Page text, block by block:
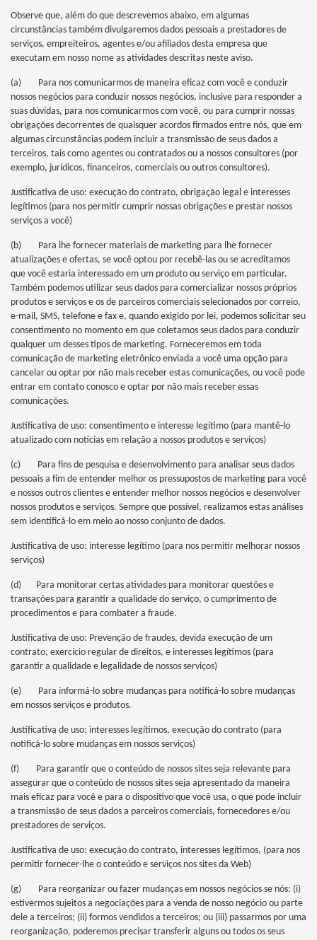
Observe que, além do que descrevemos abaixo, em algumas
circunstâncias também divulgaremos dados pessoais a prestadores de
serviços, empreiteiros, agentes e/ou afiliados desta empresa que
executam em nosso nome as atividades descritas neste aviso.
(a) Para nos comunicarmos de maneira eficaz com você e conduzir
nossos negócios para conduzir nossos negócios, inclusive para responder a
suas dúvidas, para nos comunicarmos com você, ou para cumprir nossas
obrigações decorrentes de quaisquer acordos firmados entre nós, que em
algumas circunstâncias podem incluir a transmissão de seus dados a
terceiros, tais como agentes ou contratados ou a nossos consultores (por
exemplo, jurídicos, financeiros, comerciais ou outros consultores).
Justificativa de uso: execução do contrato, obrigação legal e interesses
legítimos (para nos permitir cumprir nossas obrigações e prestar nossos
serviços a você)
(b) Para lhe fornecer materiais de marketing para lhe fornecer
atualizações e ofertas, se você optou por recebê-las ou se acreditamos
que você estaria interessado em um produto ou serviço em particular.
Também podemos utilizar seus dados para comercializar nossos próprios
produtos e serviços e os de parceiros comerciais selecionados por correio,
e-mail, SMS, telefone e fax e, quando exigido por lei, podemos solicitar seu
consentimento no momento em que coletamos seus dados para conduzir
qualquer um desses tipos de marketing. Forneceremos em toda
comunicação de marketing eletrônico enviada a você uma opção para
cancelar ou optar por não mais receber estas comunicações, ou você pode
entrar em contato conosco e optar por não mais receber essas
comunicações.
Justificativa de uso: consentimento e interesse legítimo (para mantê-lo
atualizado com notícias em relação a nossos produtos e serviços)
(c) Para fins de pesquisa e desenvolvimento para analisar seus dados
pessoais a fim de entender melhor os pressupostos de marketing para você
e nossos outros clientes e entender melhor nossos negócios e desenvolver
nossos produtos e serviços. Sempre que possível, realizamos estas análises
sem identificá-lo em meio ao nosso conjunto de dados.
Justificativa de uso: interesse legítimo (para nos permitir melhorar nossos
serviços)
(d) Para monitorar certas atividades para monitorar questões e
transações para garantir a qualidade do serviço, o cumprimento de
procedimentos e para combater a fraude.
Justificativa de uso: Prevenção de fraudes, devida execução de um
contrato, exercício regular de direitos, e interesses legítimos (para
garantir a qualidade e legalidade de nossos serviços)
(e) Para informá-lo sobre mudanças para notificá-lo sobre mudanças
em nossos serviços e produtos.
Justificativa de uso: interesses legítimos, execução do contrato (para
notificá-lo sobre mudanças em nossos serviços)
(f) Para garantir que o conteúdo de nossos sites seja relevante para
assegurar que o conteúdo de nossos sites seja apresentado da maneira
mais eficaz para você e para o dispositivo que você usa, o que pode incluir
a transmissão de seus dados a parceiros comerciais, fornecedores e/ou
prestadores de serviços.
Justificativa de uso: execução do contrato, interesses legítimos, (para nos
permitir fornecer-lhe o conteúdo e serviços nos sites da Web)
(g) Para reorganizar ou fazer mudanças em nossos negócios se nós: (i)
estivermos sujeitos a negociações para a venda de nosso negócio ou parte
dele a terceiros; (ii) formos vendidos a terceiros; ou (iii) passarmos por uma
reorganização, poderemos precisar transferir alguns ou todos os seus